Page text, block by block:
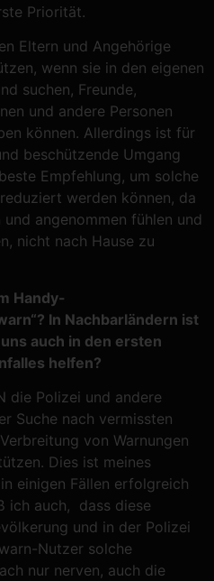
Priorität.
Eltern und Angehörige
wenn sie in den eigenen
suchen, Freunde,
und andere Personen
können. Allerdings ist für
beschützende Umgang
Empfehlung, um solche
werden können, da
angenommen fühlen und
nicht nach Hause zu
Handy-
In Nachbarländern ist
auch in den ersten
helfen?
die Polizei und andere
Suche nach vermissten
von Warnungen
Dies ist meines
einigen Fällen erfolgreich
ich auch, dass diese
und in der Polizei
Nutzer solche
nur nerven, auch die